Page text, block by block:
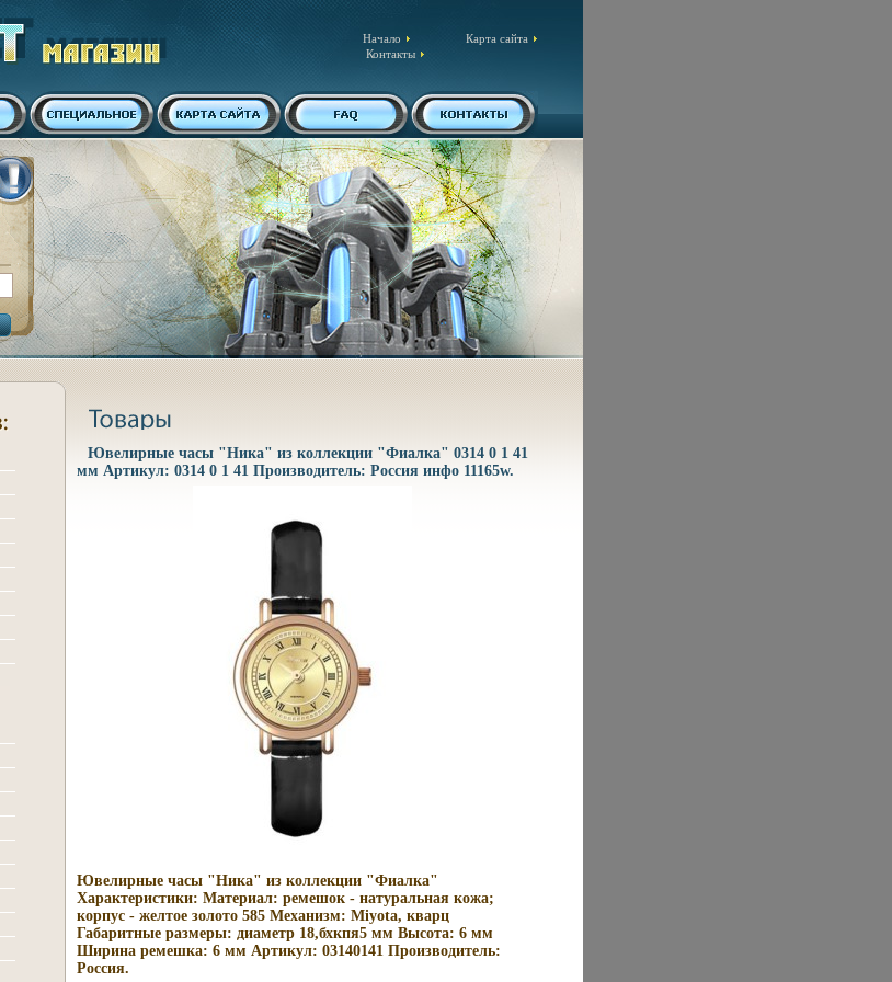
Начало
Карта сайта
Контакты
Ювелирные часы "Ника" из коллекции "Фиалка" 0314 0 1 41
мм Артикул: 0314 0 1 41 Производитель: Россия инфо 11165w.
Ювелирные часы "Ника" из коллекции "Фиалка"
Характеристики: Материал: ремешок - натуральная кожа;
корпус - желтое золото 585 Механизм: Miyota, кварц
Габаритные размеры: диаметр 18,бхкпя5 мм Высота: 6 мм
Ширина ремешка: 6 мм Артикул: 03140141 Производитель:
Россия.